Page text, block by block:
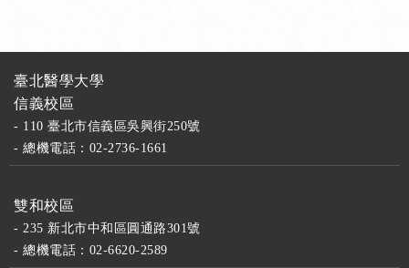
臺北醫學大學
信義校區
- 110 臺北市信義區吳興街250號
- 總機電話：02-2736-1661
雙和校區
- 235 新北市中和區圓通路301號
- 總機電話：02-6620-2589